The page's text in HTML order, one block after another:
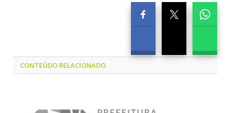
CONTEÚDO RELACIONADO